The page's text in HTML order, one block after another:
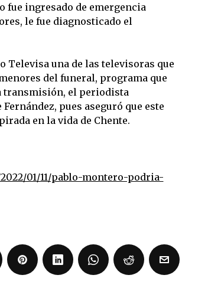
fue ingresado de emergencia
le fue diagnosticado el
Televisa una de las televisoras que
del funeral, programa que
transmisión, el periodista
pues aseguró que este
en la vida de Chente.
01/11/pablo-montero-podria-